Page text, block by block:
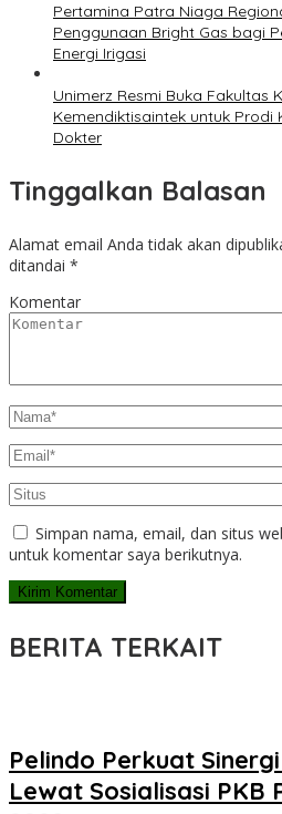
Pertamina Patra Niaga
Penggunaan Bright Gas bagi
Energi Irigasi
Unimerz Resmi Buka Fakultas
Kemendiktisaintek untuk Prodi
Dokter
Tinggalkan Balasan
Alamat email Anda tidak akan
ditandai *
Komentar
Simpan nama, email, dan situs
untuk komentar saya berikutnya.
BERITA TERKAIT
Pelindo Perkuat
Lewat Sosialisasi PKB